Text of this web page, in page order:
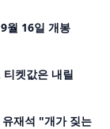
월 16일 개봉
켓값은 내릴
재석 "개가 짖는